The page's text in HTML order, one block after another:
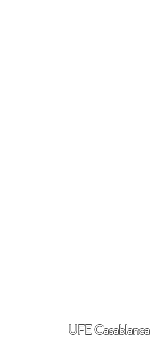
UFE Casablanca